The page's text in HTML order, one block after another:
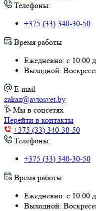
Телефоны:
+375 (33) 340-30-50
Время работы
Ежедневно: с 10:00
Выходной:
E-mail
zakaz@avtosvet.by
Мы в соцсетях
Перейти в контакты
+375 (33) 340-30-50
Телефоны:
+375 (33) 340-30-50
Время работы
Ежедневно: с 10:00
Выходной: